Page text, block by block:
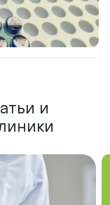
и